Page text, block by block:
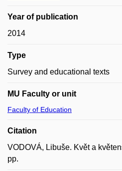
Year of publication
2014
Type
Survey and educational texts
MU Faculty or unit
Faculty of Education
Citation
VODOVÁ, Libuše. Květ a
pp.